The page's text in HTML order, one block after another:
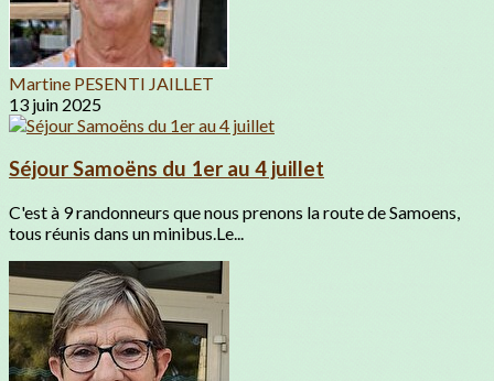
Martine PESENTI JAILLET
13 juin 2025
Séjour Samoëns du 1er au 4 juillet
C'est à 9 randonneurs que nous prenons la route de Samoens,
tous réunis dans un minibus.Le...